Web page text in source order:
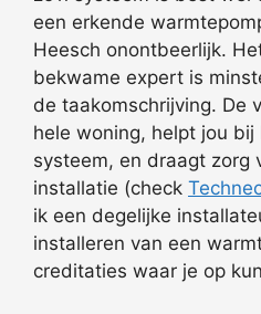
een erkende
Heesch onontbeerlijk.
bekwame expert is
de taakomschrijving. De
hele woning, helpt jou
systeem, en draagt zorg
installatie (check
ik een degelijke
installeren van een
creditaties waar je op